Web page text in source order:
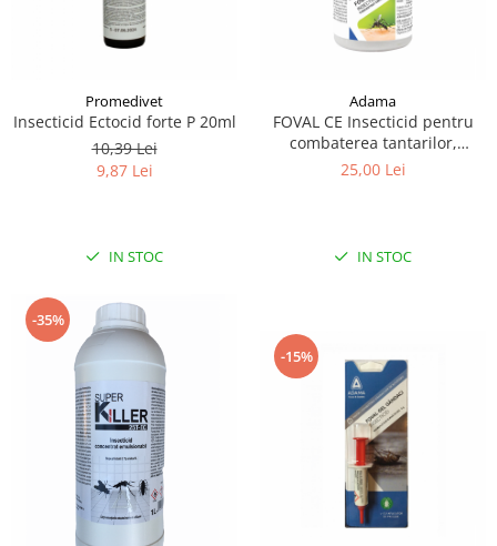
Promedivet
Insecticid Ectocid forte P 20ml
10,39 Lei
9,87 Lei
IN STOC
Adama
FOVAL CE Insecticid pentru
combaterea tantarilor,
mustelor, puricilor si
25,00 Lei
IN STOC
-35%
-15%